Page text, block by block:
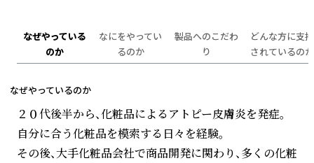
なぜやっている
のか
なにをやってい
るのか
製品へのこだわ
り
どんな方に支持
されているのか
なぜやっているのか
２０代後半から、化粧品によるアトピー皮膚炎を発症。
自分に合う化粧品を模索する日々を経験。
その後、大手化粧品会社で商品開発に関わり、多くの化粧